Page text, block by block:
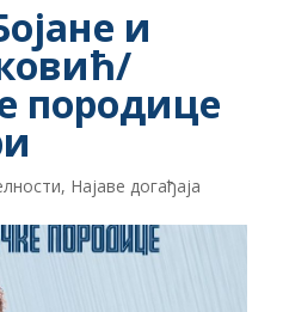
и
породице
, Најаве догађаја